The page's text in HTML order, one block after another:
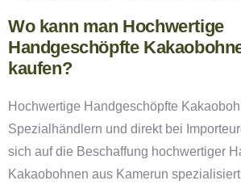
Wo kann man Hochwertige
Handgeschöpfte
kaufen?
Hochwertige Handgeschöpfte
Spezialhändlern und direkt bei
sich auf die Beschaffung hochwertiger
Kakaobohnen aus Kamerun